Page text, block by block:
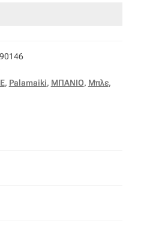
, Palamaiki, ΜΠΑΝΙΟ, Μπλε,